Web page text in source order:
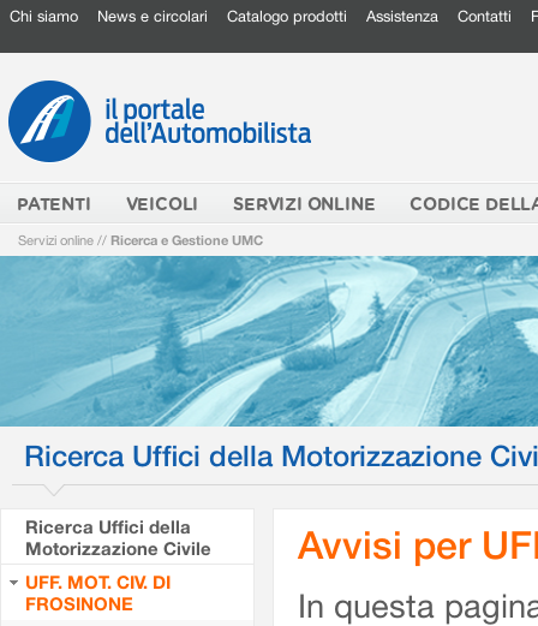
Chi siamo News e circolari Catalogo prodotti Assistenza Contatti
PATENTI VEICOLI SERVIZI ONLINE CODICE
Servizi online // Ricerca e Gestione UMC
Ricerca Uffici della Motorizzazione
Ricerca Uffici della
Motorizzazione Civile
UFF. MOT. CIV. DI
FROSINONE
Avvisi per
In questa